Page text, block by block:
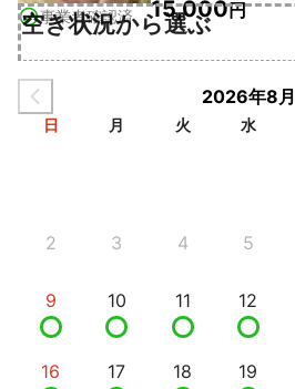
事業者確認済 15,000円
空き状況から選ぶ
2026年8月
日 月 火 水
2 3 4 5
9 10 11 12
16 17 18 19